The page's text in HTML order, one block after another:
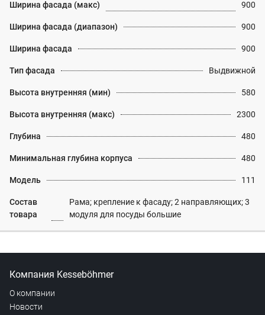
Ширина фасада (макс) 900
Ширина фасада (диапазон) 900
Ширина фасада 900
Тип фасада Выдвижной
Высота внутренняя (мин) 580
Высота внутренняя (макс) 2300
Глубина 480
Минимальная глубина корпуса 480
Модель 111
Состав
товара
Рама; крепление к фасаду; 2 направляющих; 3
модуля для посуды большие
Компания Kesseböhmer
О компании
Новости